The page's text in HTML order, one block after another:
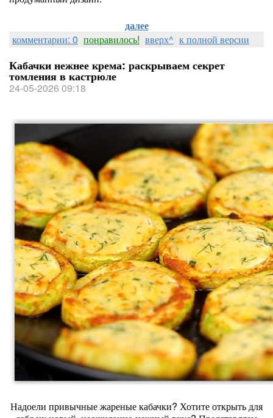
далее
комментарии: 0 понравилось! вверх^ к полной версии
Кабачки нежнее крема: раскрываем секрет
томления в кастрюле
24-05-2026 09:18
Надоели привычные жареные кабачки? Хотите открыть для